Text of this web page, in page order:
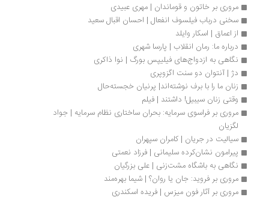
مروری بر خاتون و قوماندان | مهری عبیدی
سخنی درباب فیلسوف انفعال | احسان اقبال سعید
از اعماق | اسکار وایلد
درباره ما: رمان انقلاب | پارسا شهری
نگاهی به ازدواج‌های فیلیپس بورگ | نوا ذاکری
دژ | آنتوان دو سنت اگزوپری
زنان ما را با برف نوشته‌اند| پرنیان خجسته‌حال
وقتی زنان سیبیل! داشتند | فیلم
لگزیان
سیالیت در جریان | کامران سپهران
پیرامون نشان‌کرده سلیمانی | فرزاد نعمتی
نگاهی به باشگاه مشت‌زنی | علی بزرگیان
مروری بر فروید: جان یا روان؟ | شیما بهره‌مند
مروری بر آثار فون میزس | فریده اسکندری